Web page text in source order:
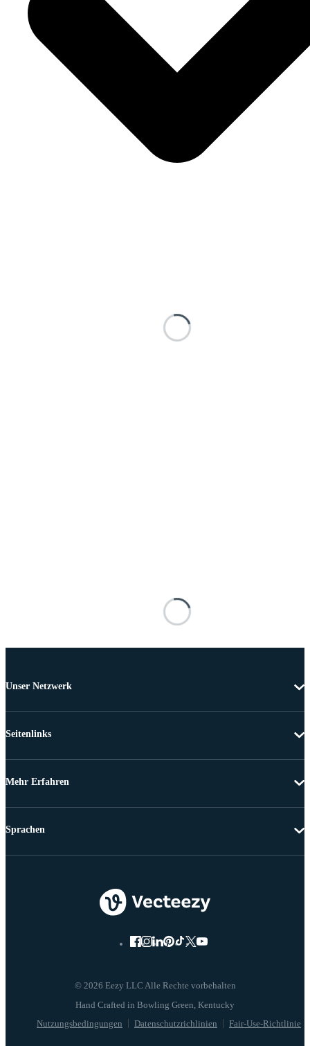
Unser Netzwerk
Seitenlinks
Mehr Erfahren
© 2026 Eezy LLC Alle Rechte vorbehalten
Nutzungsbedingungen Datenschutzrichlinien Fair-Use-Richtlinie
Sprachen